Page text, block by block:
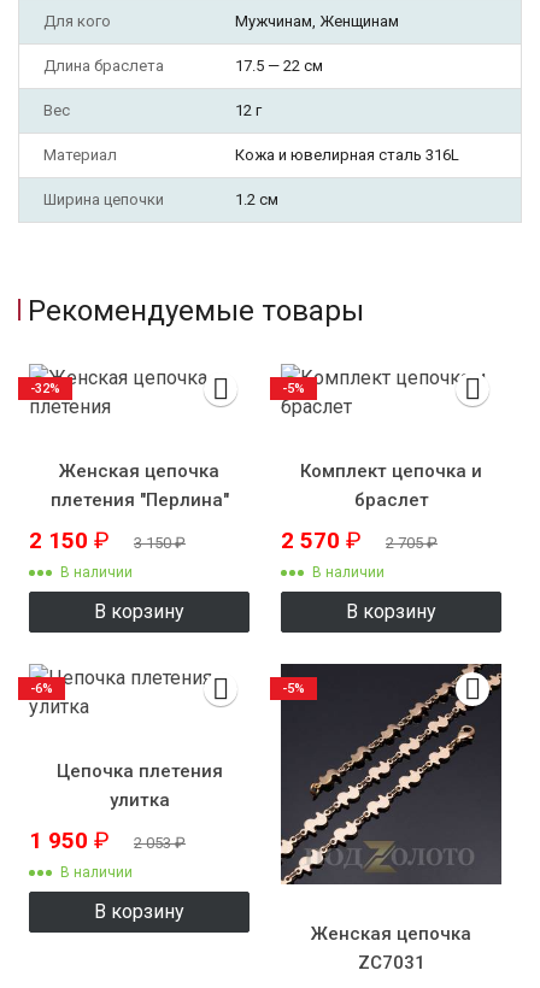
Для кого Мужчинам, Женщинам
Длина браслета 17.5 — 22 см
Вес 12 г
Материал Кожа и ювелирная сталь 316L
Ширина цепочки 1.2 см
Рекомендуемые товары
Женская цепочка
плетения "Перлина"
2 150 ₽ 3 150₽
В наличии
В корзину
-32%
Комплект цепочка и
браслет
2 570 ₽ 2 705₽
В наличии
В корзину
-5%
Цепочка плетения
улитка
1 950 ₽ 2 053₽
В наличии
В корзину
-6%
Женская цепочка
ZC7031
-5%